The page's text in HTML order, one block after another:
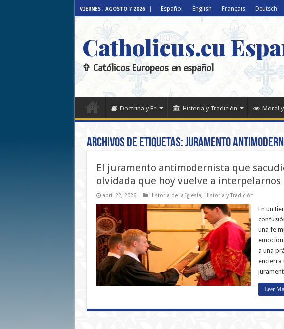
VIERNES , AGOSTO 7 2026 Español English Français Deutsch
Catholicus.eu
✞ Católicos Europeos en español
Doctrina y Fe Historia y Tradición Moral
Archivos de etiquetas:juramento
El juramento antimodernista que
olvidada que hoy vuelve a interpelarnos
abril 22, 2026 Historia de la Iglesia, Historia y Tradición
En un
una fe
a una
encierra
Leer